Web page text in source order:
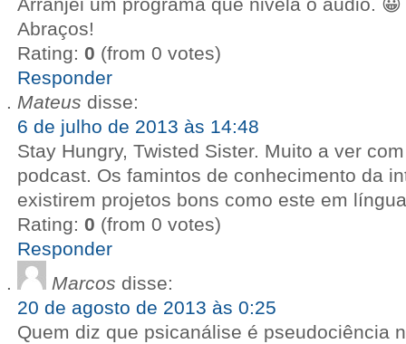
Arranjei um programa que nivela o áudio. 😀
Abraços!
Rating: 0 (from 0 votes)
Responder
Mateus disse:
6 de julho de 2013 às 14:48
Stay Hungry, Twisted Sister. Muito a ver
podcast. Os famintos de conhecimento da
existirem projetos bons como este em
Rating: 0 (from 0 votes)
Responder
Marcos disse:
20 de agosto de 2013 às 0:25
Quem diz que psicanálise é pseudociência